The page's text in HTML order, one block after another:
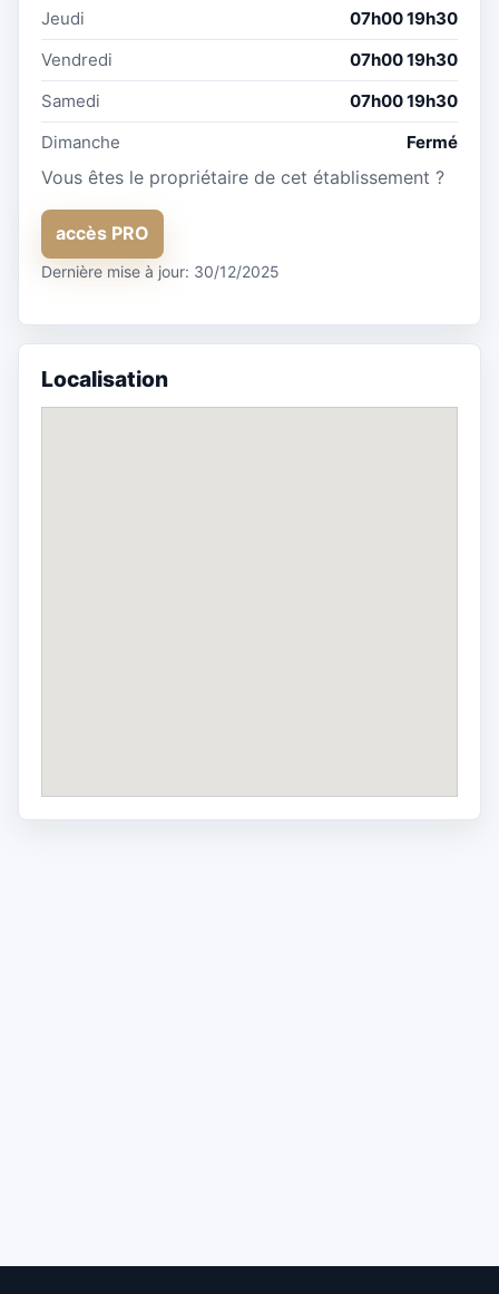
Jeudi
07h00 19h30
Vendredi
07h00 19h30
Samedi
07h00 19h30
Dimanche
Fermé
Vous êtes le propriétaire de cet établissement ?
accès PRO
Dernière mise à jour: 30/12/2025
Localisation